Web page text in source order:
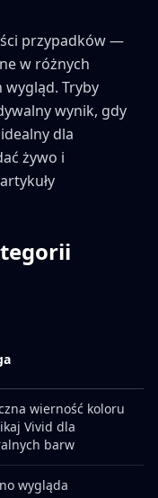
przypadków —
w różnych
Tryby
wynik, gdy
dla
żywo i
wierność koloru
Vivid dla
barw
wygląda